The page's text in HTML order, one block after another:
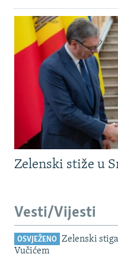
Zelenski stiže u
Vesti/Vijesti
OSVJEŽENO
Zelenski
Vučićem